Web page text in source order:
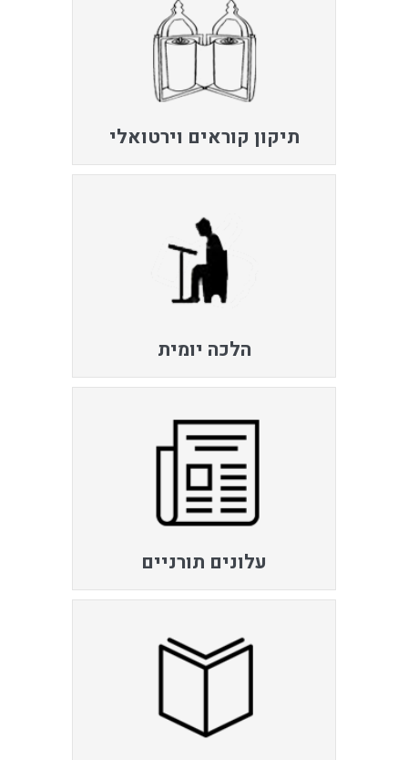
תיקון קוראים וירטואלי
הלכה יומית
עלונים תורניים